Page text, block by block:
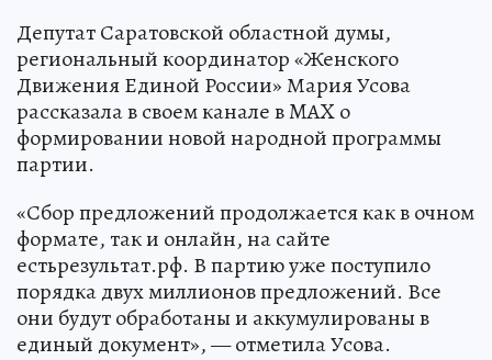
Депутат Саратовской областной думы,
региональный координатор «Женского
Движения Единой России» Мария Усова
рассказала в своем канале в MAX о
формировании новой народной программы
партии.
«Сбор предложений продолжается как в очном
формате, так и онлайн, на сайте
естьрезультат.рф. В партию уже поступило
порядка двух миллионов предложений. Все
они будут обработаны и аккумулированы в
единый документ», — отметила Усова.